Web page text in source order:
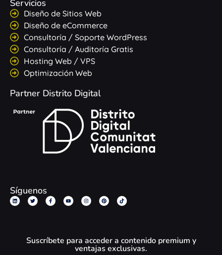
Servicios
Diseño de Sitios Web
Diseño de eCommerce
Consultoría / Soporte WordPress
Consultoría / Auditoría Gratis
Hosting Web / VPS
Optimización Web
Partner Distrito Digital
Síguenos
Suscríbete para acceder a contenido premium y
ventajas exclusivas.